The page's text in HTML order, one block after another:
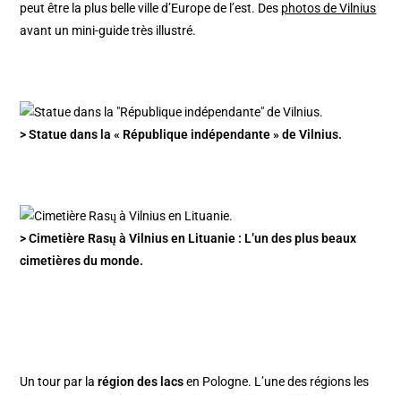
peut être la plus belle ville d’Europe de l’est. Des photos de Vilnius
avant un mini-guide très illustré.
> Statue dans la « République indépendante » de Vilnius.
> Cimetière Rasų à Vilnius en Lituanie : L’un des plus beaux
cimetières du monde.
Un tour par larégion des lacsen Pologne. L’une des régions les